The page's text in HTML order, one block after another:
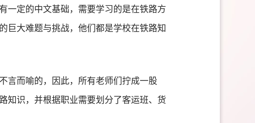
一定的中文基础，需要学习的是在铁路方
巨大难题与挑战，他们都是学校在铁路知
言而喻的，因此，所有老师们拧成一股
知识，并根据职业需要划分了客运班、货